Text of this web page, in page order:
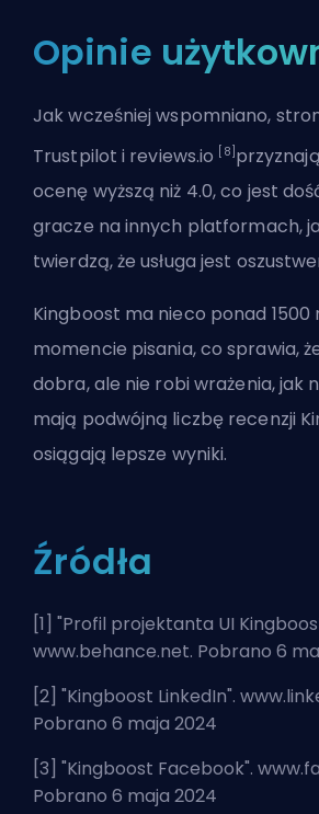
Opinie
Jak wcześniej wspomniano,
Trustpilot i reviews.io
[8]
ocenę wyższą niż 4.0, co jest
gracze na innych platformach,
twierdzą, że usługa jest
Kingboost ma nieco ponad 1500
momencie pisania, co sprawia,
dobra, ale nie robi wrażenia, jak
mają podwójną liczbę recenzji
osiągają lepsze wyniki.
Źródła
[1] "Profil projektanta UI
www.behance.net. Pobrano 6
[2] "Kingboost LinkedIn".
Pobrano 6 maja 2024
[3] "Kingboost Facebook".
Pobrano 6 maja 2024